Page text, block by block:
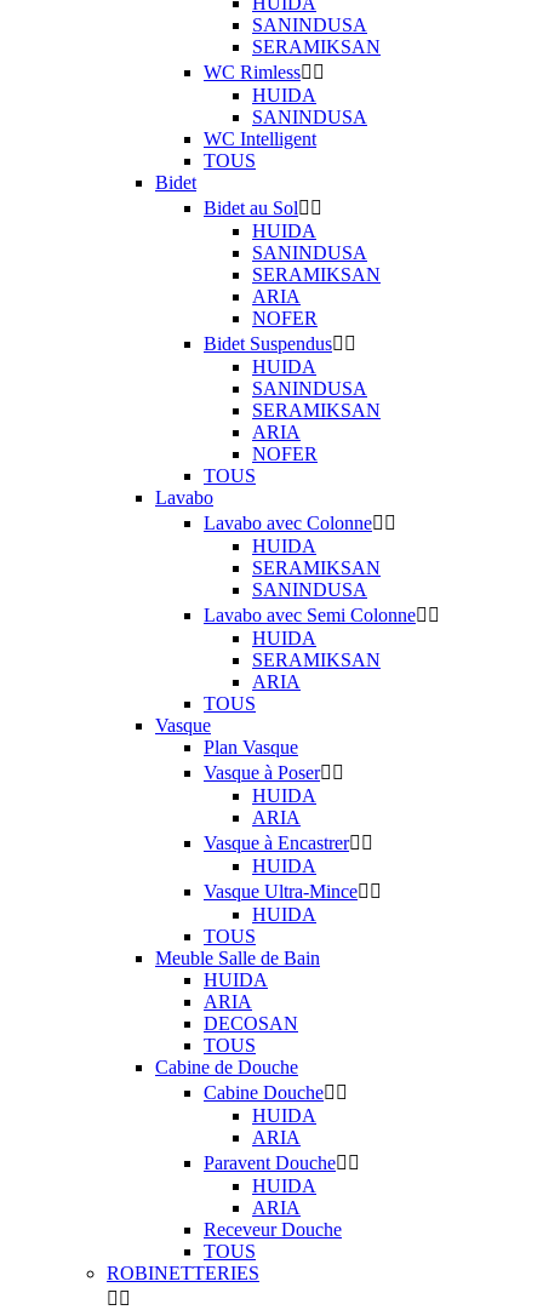
SANINDUSA
SERAMIKSAN
WC Rimless 
HUIDA
SANINDUSA
WC Intelligent
TOUS
Bidet
Bidet au Sol 
HUIDA
SANINDUSA
SERAMIKSAN
ARIA
NOFER
Bidet Suspendus 
HUIDA
SANINDUSA
SERAMIKSAN
ARIA
NOFER
TOUS
Lavabo
Lavabo avec Colonne 
HUIDA
SERAMIKSAN
SANINDUSA
Lavabo avec Semi Colonne 
HUIDA
SERAMIKSAN
ARIA
TOUS
Vasque
Plan Vasque
Vasque à Poser 
HUIDA
ARIA
Vasque à Encastrer 
HUIDA
Vasque Ultra-Mince 
HUIDA
TOUS
Meuble Salle de Bain
HUIDA
ARIA
DECOSAN
TOUS
Cabine de Douche
Cabine Douche 
HUIDA
ARIA
Paravent Douche 
HUIDA
ARIA
Receveur Douche
TOUS
ROBINETTERIES
 